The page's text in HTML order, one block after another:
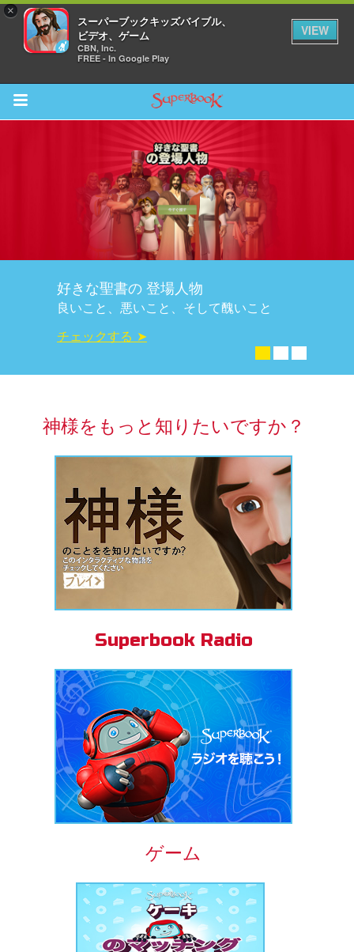
×
スーパーブックキッズバイブル、
ビデオ、ゲーム
CBN, Inc.
FREE - In Google Play
VIEW
Return to Content
好きな聖書の 登場人物
良いこと、悪いこと、そして醜いこと
チェックする ➤
神様をもっと知りたいですか？
Superbook Radio
ゲーム